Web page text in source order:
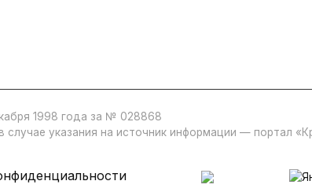
1998 года за № 028868
указания на источник информации — портал